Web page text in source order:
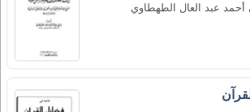
عبد العال الطهطاوي